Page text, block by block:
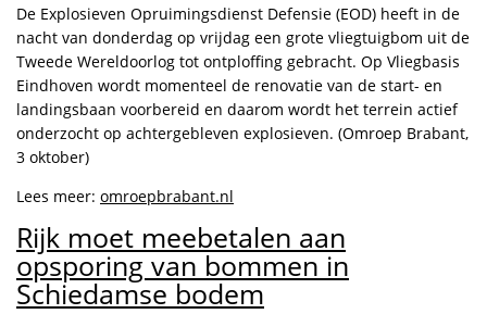
De Explosieven Opruimingsdienst Defensie (EOD) heeft in de
nacht van donderdag op vrijdag een grote vliegtuigbom uit de
Tweede Wereldoorlog tot ontploffing gebracht. Op Vliegbasis
Eindhoven wordt momenteel de renovatie van de start- en
landingsbaan voorbereid en daarom wordt het terrein actief
onderzocht op achtergebleven explosieven. (Omroep Brabant,
3 oktober)
Lees meer: omroepbrabant.nl
Rijk moet meebetalen aan
opsporing van bommen in
Schiedamse bodem